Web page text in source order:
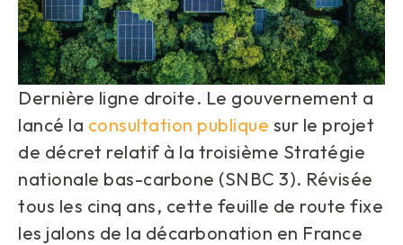
Dernière ligne droite. Le gouvernement a
lancé la consultation publique sur le projet
de décret relatif à la troisième Stratégie
nationale bas-carbone (SNBC 3). Révisée
tous les cinq ans, cette feuille de route fixe
les jalons de la décarbonation en France